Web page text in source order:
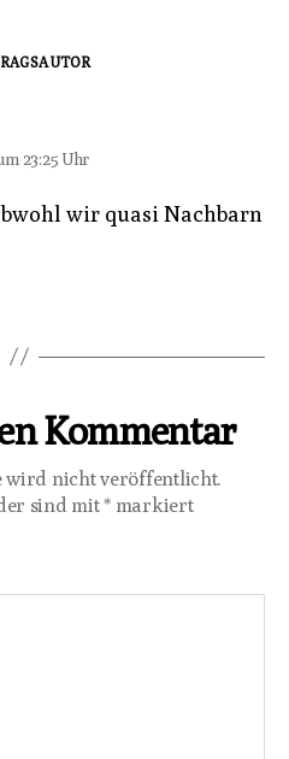
23:25 Uhr
wir quasi Nachbarn
Kommentar
wird nicht veröffentlicht.
sind mit* markiert